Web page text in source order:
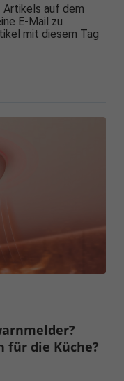
Artikels auf dem
E-Mail zu
mit diesem Tag
für die Küche?